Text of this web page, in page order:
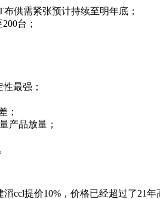
供需紧张预计持续至明年底；
台；
最强；
；
产品放量；
ccl提价10%，价格已经超过了21